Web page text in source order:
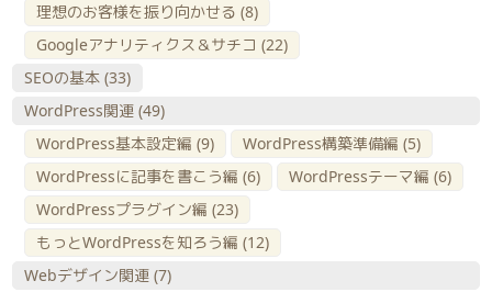
理想のお客様を振り向かせる (8)
Googleアナリティクス＆サチコ (22)
SEOの基本 (33)
WordPress関連 (49)
WordPress基本設定編 (9) WordPress構築準備編 (5)
WordPressに記事を書こう編 (6) WordPressテーマ編 (6)
WordPressプラグイン編 (23)
もっとWordPressを知ろう編 (12)
Webデザイン関連 (7)